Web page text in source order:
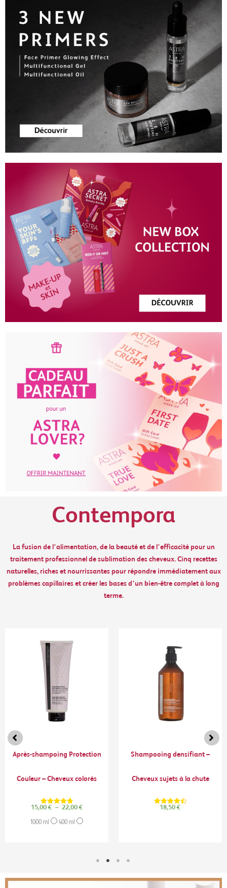
Contempora
La fusion de l’alimentation, de la beauté et de l’efficacité pour un
traitement professionnel de sublimation des cheveux. Cinq recettes
naturelles, riches et nourrissantes pour répondre immédiatement aux
problèmes capillaires et créer les bases d’un bien-être complet à long
terme.
Après-shampoing Protection
Couleur – Cheveux colorés
Note
sur 5
15,00€ – 22,00€
1000 ml 400 ml
Shampooing densifiant –
Cheveux sujets à la chute
Note
18,50€